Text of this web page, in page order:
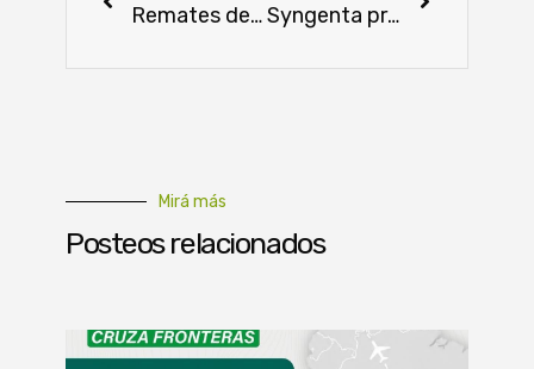
Remates de la Expo MRA recaudaron 14.000 millones de guaraníes Syngenta presentó su portafolio premium para soja 24/25
Mirá más
Posteos relacionados